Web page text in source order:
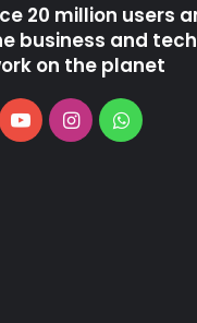
20 million users
business and
on the planet
YouTubeInstagram